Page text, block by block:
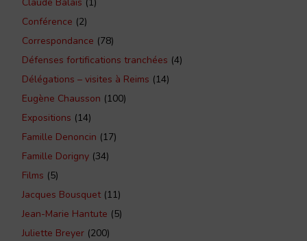
Conférence (2)
Correspondance (78)
Défenses fortifications tranchées (4)
Délégations – visites à Reims (14)
Eugène Chausson (100)
Expositions (14)
Famille Denoncin (17)
Famille Dorigny (34)
Films (5)
Jacques Bousquet(11)
Jean-Marie Hantute (5)
Juliette Breyer (200)